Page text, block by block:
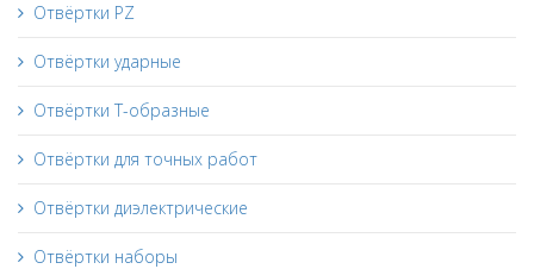
Отвёртки PZ
Отвёртки ударные
Отвёртки Т-образные
Отвёртки для точных работ
Отвёртки диэлектрические
Отвёртки наборы